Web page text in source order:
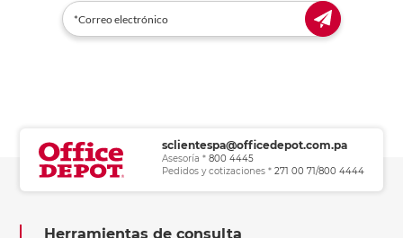
sclientespa@officedepot.com.pa
Asesoría * 800 4445
Pedidos y cotizaciones * 271 00 71/800 4444
Herramientas de consulta